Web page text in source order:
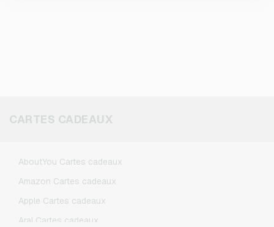
CARTES CADEAUX
AboutYou Cartes cadeaux
Amazon Cartes cadeaux
Apple Cartes cadeaux
Aral Cartes cadeaux